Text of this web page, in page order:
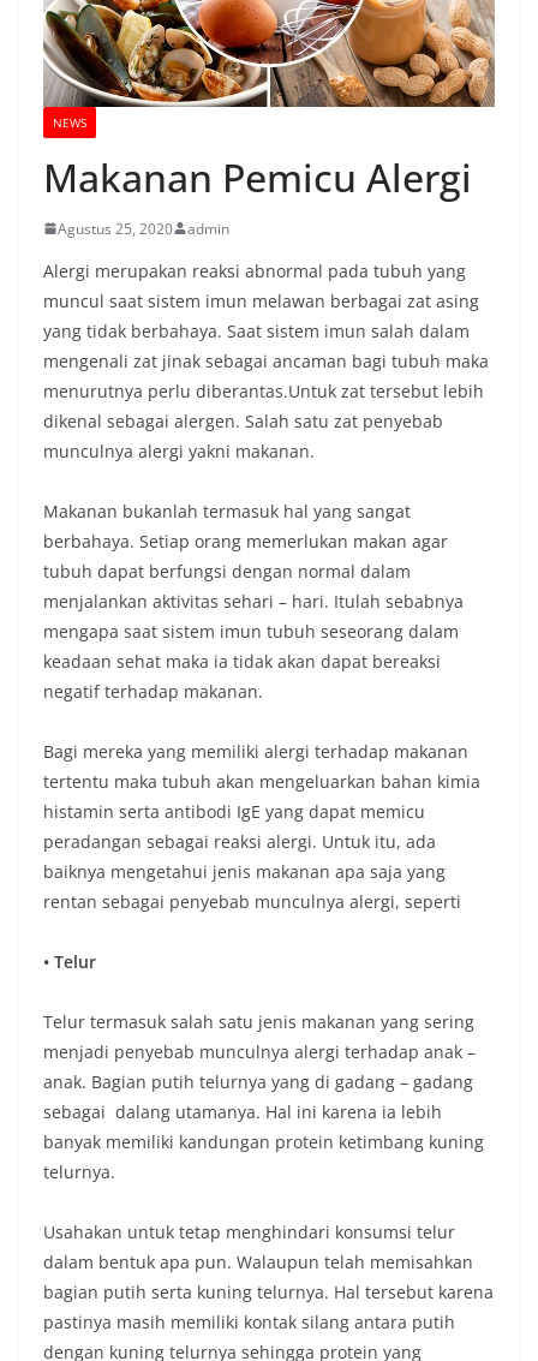
NEWS
Makanan Pemicu Alergi
Agustus 25, 2020 admin
Alergi merupakan reaksi abnormal pada tubuh yang
muncul saat sistem imun melawan berbagai zat asing
yang tidak berbahaya. Saat sistem imun salah dalam
mengenali zat jinak sebagai ancaman bagi tubuh maka
menurutnya perlu diberantas.Untuk zat tersebut lebih
dikenal sebagai alergen. Salah satu zat penyebab
munculnya alergi yakni makanan.
Makanan bukanlah termasuk hal yang sangat
berbahaya. Setiap orang memerlukan makan agar
tubuh dapat berfungsi dengan normal dalam
menjalankan aktivitas sehari – hari. Itulah sebabnya
mengapa saat sistem imun tubuh seseorang dalam
keadaan sehat maka ia tidak akan dapat bereaksi
negatif terhadap makanan.
Bagi mereka yang memiliki alergi terhadap makanan
tertentu maka tubuh akan mengeluarkan bahan kimia
histamin serta antibodi IgE yang dapat memicu
peradangan sebagai reaksi alergi. Untuk itu, ada
baiknya mengetahui jenis makanan apa saja yang
rentan sebagai penyebab munculnya alergi, seperti
• Telur
Telur termasuk salah satu jenis makanan yang sering
menjadi penyebab munculnya alergi terhadap anak –
anak. Bagian putih telurnya yang di gadang – gadang
sebagai dalang utamanya. Hal ini karena ia lebih
banyak memiliki kandungan protein ketimbang kuning
telurnya.
Usahakan untuk tetap menghindari konsumsi telur
dalam bentuk apa pun. Walaupun telah memisahkan
bagian putih serta kuning telurnya. Hal tersebut karena
pastinya masih memiliki kontak silang antara putih
dengan kuning telurnya sehingga protein yang